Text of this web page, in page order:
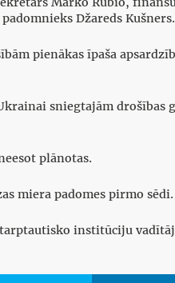
Džareds Kušners.
pienākas īpaša
sniegtajām drošības
plānotas.
miera padomes pirmo sēdi.
institūciju